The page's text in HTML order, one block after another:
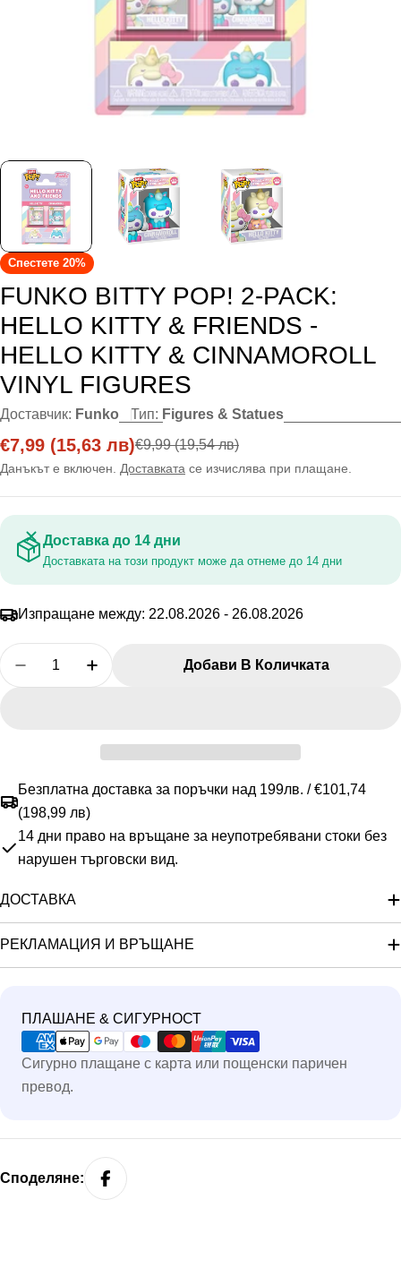
Спестете 20%
FUNKO BITTY POP! 2-PACK:
HELLO KITTY & FRIENDS -
HELLO KITTY & CINNAMOROLL
VINYL FIGURES
Доставчик: Funko Тип: Figures & Statues
Цена
на
€7,99 (15,63 лв)
Редовна
цена
€9,99(19,54 лв)
Данъкът е включен. Доставката се изчислява при плащане.
Доставка до 14 дни
Доставката на този продукт може да отнеме до 14 дни
Изпращане между: 22.08.2026 - 26.08.2026
Количество
Намалете Количеството За Funko Bitty Pop!
Увеличете Количеството За Funko
Добави В Количката
Безплатна доставка за поръчки над 199лв. / €101,74
(198,99 лв)
14 дни право на връщане за неупотребявани стоки без
нарушен търговски вид.
ДОСТАВКА
РЕКЛАМАЦИЯ И ВРЪЩАНЕ
ПЛАШАНЕ & СИГУРНОСТ
Методи
на
плащане
Сигурно плащане с карта или пощенски паричен
превод.
Споделяне: